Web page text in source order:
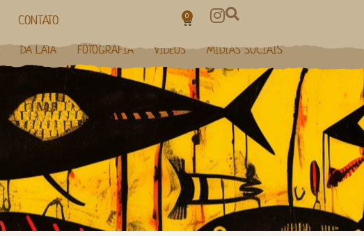
CONTATO 0
DA LATA FOTOGRAFIA VÍDEOS MÍDIAS SOCIAIS